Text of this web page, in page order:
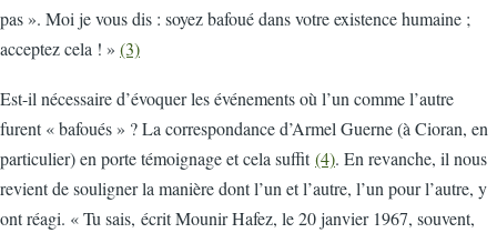
pas ». Moi je vous dis : soyez bafoué dans votre existence humaine ;
acceptez cela ! » (3)
Est-il nécessaire d’évoquer les événements où l’un comme l’autre
furent « bafoués » ? La correspondance d’Armel Guerne (à Cioran, en
particulier) en porte témoignage et cela suffit(4). En revanche, il nous
revient de souligner la manière dont l’un et l’autre, l’un pour l’autre, y
ont réagi. « Tu sais, écrit Mounir Hafez, le 20 janvier 1967, souvent,